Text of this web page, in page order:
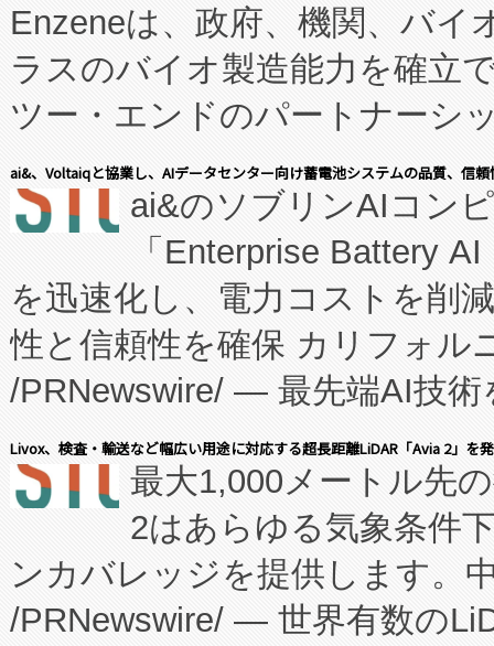
Enzeneは、政府、機関、バイ
ラスのバイオ製造能力を確立
ツー・エンドのパートナーシ
表しました。 同社の実績ある
manufacturing™ (FCCM™) プ
たNeXは、バイオ医薬品製造
従来のフェッドバッチ施設の
に、患者やサプライチェーン
キー方式で拡張性が高く、持
す。FCCM‑を活用した現地生
患者にとっての費用負担を大
のアクセスを大幅に拡大する
Fully-Connected Continuous
プログラムには、施設設計・
ai&、Voltaiqと協業し、AIデータセンター向け蓄電池システムの品質、信
ai&のソブリンAIコン
「Enterprise Battery
を迅速化し、電力コストを削
性と信頼性を確保 カリフォル
/PRNewswire/ — 最先端AI技術
会社エーアイ・アンド：本社
President原信平）と、エンタ
ードするVoltaiqは、日本にあ
ーエネルギー貯蔵システム（
た。 Voltaiq独自のAI搭載プラ
Livox、検査・輸送など幅広い用途に対応する超長距離LiDAR「Avia 2」を
最大1,000メートル先
2はあらゆる気象条件
ンカバレッジを提供します。
/PRNewswire/ — 世界有数の